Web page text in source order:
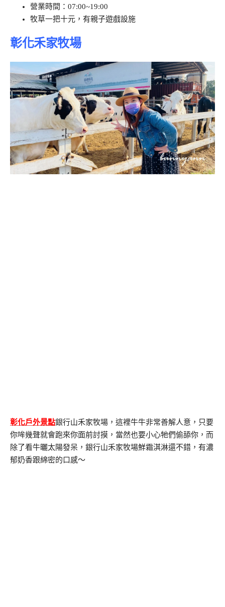
營業時間：07:00~19:00
牧草一把十元，有親子遊戲設施
彰化禾家牧場
彰化戶外景點銀行山禾家牧場，這裡牛牛非常善解人意，只要
你哞幾聲就會跑來你面前討摸，當然也要小心牠們偷舔你，而
除了看牛曬太陽發呆，銀行山禾家牧場鮮霜淇淋還不錯，有濃
郁奶香跟綿密的口感～